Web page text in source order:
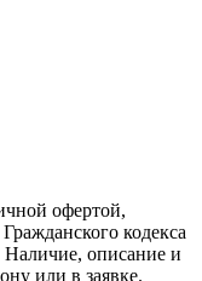
офертой,
кодекса
описание и
или в заявке.